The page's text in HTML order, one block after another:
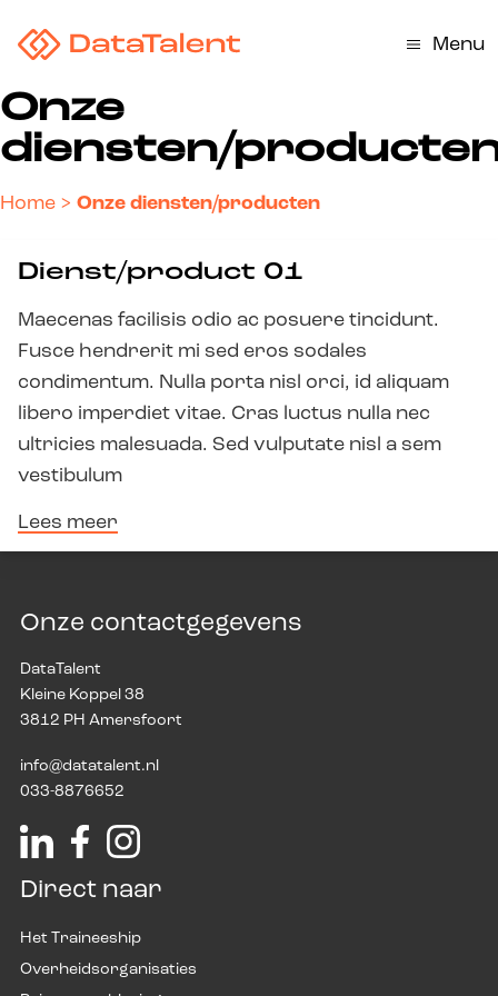
Menu
Onze
diensten/
Home > Onze diensten/producten
Dienst/product 01
Maecenas facilisis odio ac posuere tincidunt.
Fusce hendrerit mi sed eros sodales
condimentum. Nulla porta nisl orci, id aliquam
libero imperdiet vitae. Cras luctus nulla nec
ultricies malesuada. Sed vulputate nisl a sem
vestibulum
Lees meer
Onze contactgegevens
DataTalent
Kleine Koppel 38
3812 PH Amersfoort
info@datatalent.nl
033-8876652
Direct naar
Het Traineeship
Overheidsorganisaties